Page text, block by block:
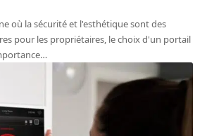
où la sécurité et l'esthétique sont des
pour les propriétaires, le choix d'un portail
…